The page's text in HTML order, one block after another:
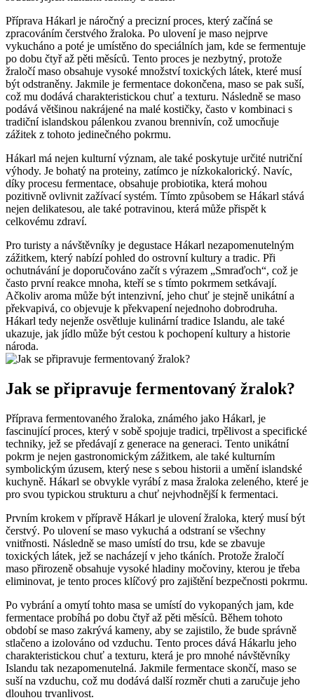
Příprava Hákarl je náročný a precizní proces, který začíná se
zpracováním čerstvého žraloka. Po ulovení je maso nejprve
vykucháno a poté je umístěno do speciálních jam, kde se fermentuje
po dobu čtyř až pěti měsíců. Tento proces je nezbytný, protože
žraločí maso obsahuje vysoké množství toxických látek, které musí
být odstraněny. Jakmile je fermentace dokončena, maso se pak suší,
což mu dodává charakteristickou chuť a texturu. Následně se maso
podává většinou nakrájené na malé kostičky, často v kombinaci s
tradiční islandskou pálenkou zvanou brennivín, což umocňuje
zážitek z tohoto jedinečného pokrmu.
Hákarl má nejen kulturní význam, ale také poskytuje určité nutriční
výhody. Je bohatý na proteiny, zatímco je nízkokalorický. Navíc,
díky procesu fermentace, obsahuje probiotika, která mohou
pozitivně ovlivnit zažívací systém. Tímto způsobem se Hákarl stává
nejen delikatesou, ale také potravinou, která může přispět k
celkovému zdraví.
Pro turisty a návštěvníky je degustace Hákarl nezapomenutelným
zážitkem, který nabízí pohled do ostrovní kultury a tradic. Při
ochutnávání je doporučováno začít s výrazem „Smraďoch“, což je
často první reakce mnoha, kteří se s tímto pokrmem setkávají.
Ačkoliv aroma může být intenzivní, jeho chuť je stejně unikátní a
překvapivá, co objevuje k překvapení nejednoho dobrodruha.
Hákarl tedy nejenže osvětluje kulinární tradice Islandu, ale také
ukazuje, jak jídlo může být cestou k pochopení kultury a historie
národa.
Jak se připravuje fermentovaný žralok?
Příprava fermentovaného žraloka, známého jako Hákarl, je
fascinující proces, který v sobě spojuje tradici, trpělivost a specifické
techniky, jež se předávají z generace na generaci. Tento unikátní
pokrm je nejen gastronomickým zážitkem, ale také kulturním
symbolickým úzusem, který nese s sebou historii a umění islandské
kuchyně. Hákarl se obvykle vyrábí z masa žraloka zeleného, které je
pro svou typickou strukturu a chuť nejvhodnější k fermentaci.
Prvním krokem v přípravě Hákarl je ulovení žraloka, který musí být
čerstvý. Po ulovení se maso vykuchá a odstraní se všechny
vnitřnosti. Následně se maso umístí do trsu, kde se zbavuje
toxických látek, jež se nacházejí v jeho tkáních. Protože žraločí
maso přirozeně obsahuje vysoké hladiny močoviny, kterou je třeba
eliminovat, je tento proces klíčový pro zajištění bezpečnosti pokrmu.
Po vybrání a omytí tohto masa se umístí do vykopaných jam, kde
fermentace probíhá po dobu čtyř až pěti měsíců. Během tohoto
období se maso zakrývá kameny, aby se zajistilo, že bude správně
stlačeno a izolováno od vzduchu. Tento proces dává Hákarlu jeho
charakteristickou chuť a texturu, která je pro mnohé návštěvníky
Islandu tak nezapomenutelná. Jakmile fermentace skončí, maso se
suší na vzduchu, což mu dodává další rozměr chuti a zaručuje jeho
dlouhou trvanlivost.